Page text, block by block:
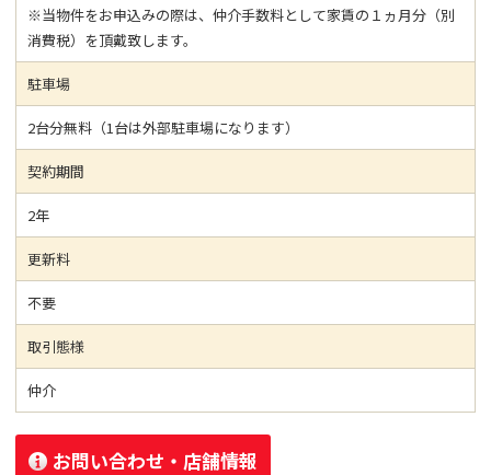
※当物件をお申込みの際は、仲介手数料として家賃の１ヵ月分（別
消費税）を頂戴致します。
駐車場
2台分無料（1台は外部駐車場になります）
契約期間
2年
更新料
不要
取引態様
仲介
お問い合わせ・店舗情報